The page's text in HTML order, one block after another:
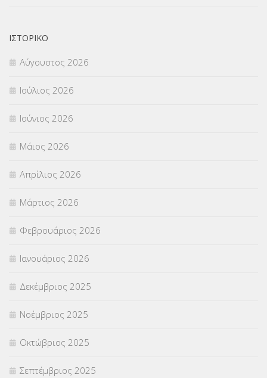
Π.Ε.Κ. ΗΡΑΚΛΕΙΟΥ
ΠΑΝΕΛΛΑΔΙΚΕΣ ΕΞΕΤΑΣΕΙΣ
ΠΡΟΚΗΡΥΞΕΙΣ
ΣΕΜΙΝΑΡΙΑ – ΗΜΕΡΙΔΕΣ
ΣΕΠ(50)
ΣΤΕΛΕΧΗ(360)
ΣΥΜΒΟΥΛΕΥΤΙΚΟΣ ΣΤΑΘΜΟΣ ΝΕΩΝ
ΣΥΝΤΑΞΕΙΣ(12)
ΣΧΟΛΙΚΟΙ ΣΥΜΒΟΥΛΟΙ
ΥΠΕΡΑΡΙΘΜΟΙ(1)
ΥΠΟΤΡΟΦΙΕΣ(28)
ΦΥΣΙΚΗ ΑΓΩΓΗ(692)
Χωρίς κατηγορία(55)
ΙΣΤΟΡΙΚΌ
Αύγουστος 2026
Ιούλιος 2026
Ιούνιος 2026
Μάιος 2026
Απρίλιος 2026
Μάρτιος 2026
Φεβρουάριος 2026
Ιανουάριος 2026
Δεκέμβριος 2025
Νοέμβριος 2025
Οκτώβριος 2025
Σεπτέμβριος 2025